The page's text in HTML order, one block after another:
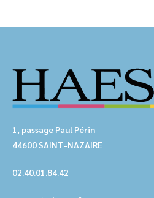
1, passage Paul Périn
44600 SAINT-NAZAIRE
02.40.01.84.42